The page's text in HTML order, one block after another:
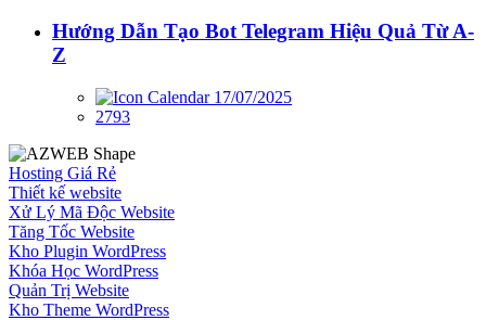
Hướng Dẫn Tạo Bot Telegram Hiệu Quả Từ A-
Z
17/07/2025
2793
Hosting Giá Rẻ
Thiết kế website
Xử Lý Mã Độc Website
Tăng Tốc Website
Kho Plugin WordPress
Khóa Học WordPress
Quản Trị Website
Kho Theme WordPress